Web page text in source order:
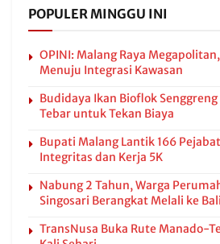
POPULER MINGGU INI
OPINI: Malang Raya
Menuju Integrasi Kawasan
Budidaya Ikan Bioflok
Tebar untuk Tekan Biaya
Bupati Malang Lantik 166
Integritas dan Kerja 5K
Nabung 2 Tahun, Warga
Singosari Berangkat Melali ke Bali
TransNusa Buka Rute Manado-